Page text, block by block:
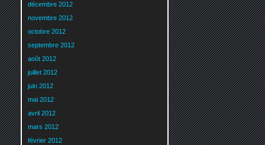
décembre 2012
novembre 2012
octobre 2012
septembre 2012
août 2012
juillet 2012
juin 2012
mai 2012
avril 2012
mars 2012
février 2012